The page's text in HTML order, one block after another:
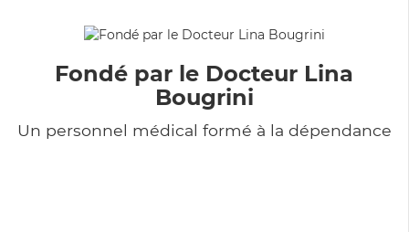
Fondé par le Docteur Lina
Bougrini
Un personnel médical formé à la dépendance